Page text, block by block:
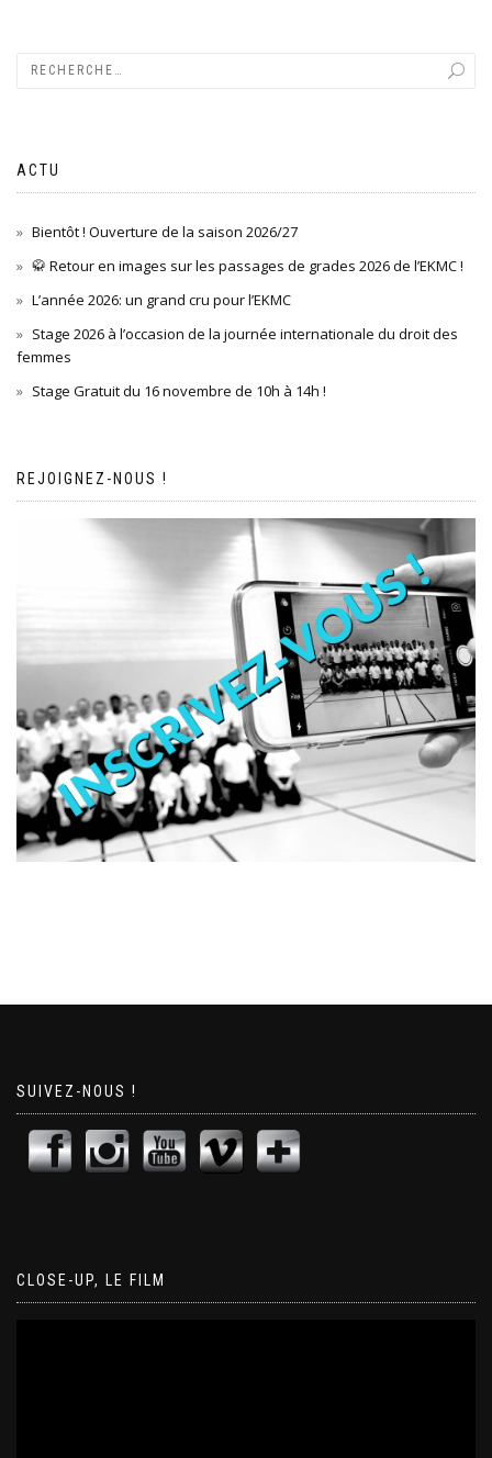
ACTU
Bientôt ! Ouverture de la saison 2026/27
🥋 Retour en images sur les passages de grades 2026 de l’EKMC !
L’année 2026: un grand cru pour l’EKMC
Stage 2026 à l’occasion de la journée internationale du droit des
femmes
Stage Gratuit du 16 novembre de 10h à 14h !
REJOIGNEZ-NOUS !
SUIVEZ-NOUS !
CLOSE-UP, LE FILM